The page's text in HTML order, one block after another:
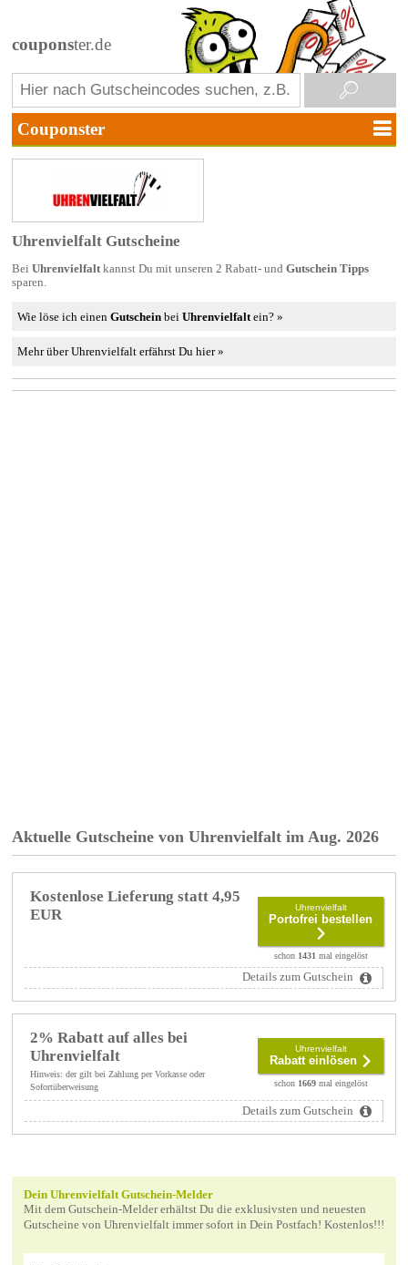
couponster.de
Uhrenvielfalt Gutscheine
Bei Uhrenvielfaltkannst Du mit unseren 2 Rabatt- und Gutschein Tipps
sparen.
Wie löse ich einenGutschein beiUhrenvielfalt ein? »
Mehr über Uhrenvielfalt erfährst Du hier »
Aktuelle Gutscheine von Uhrenvielfalt im Aug. 2026
Kostenlose Lieferung statt 4,95
EUR
Uhrenvielfalt
Portofrei bestellen
schon 1431mal eingelöst
Details zum Gutschein
2% Rabatt auf alles bei
Uhrenvielfalt
Hinweis: der gilt bei Zahlung per Vorkasse oder
Sofortüberweisung
Uhrenvielfalt
Rabatt einlösen
schon 1669mal eingelöst
Details zum Gutschein
Dein Uhrenvielfalt Gutschein-Melder
Mit dem Gutschein-Melder erhältst Du die exklusivsten und neuesten
Gutscheine von Uhrenvielfalt immer sofort in Dein Postfach! Kostenlos!!!